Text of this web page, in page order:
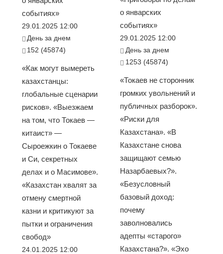
событиях»
29.01.2025 12:00
День за днем
152 (45874)
«Как могут вымереть
казахстанцы:
глобальные сценарии
рисков». «Выезжаем
на том, что Токаев —
китаист» —
Сыроежкин о Токаеве
и Си, секретных
делах и о Масимове».
«Казахстан хвалят за
отмену смертной
казни и критикуют за
пытки и ограничения
свобод»
24.01.2025 12:00
о январских
событиях»
29.01.2025 12:00
День за днем
1253 (45874)
«Токаев не сторонник
громких увольнений и
публичных разборок».
«Риски для
Казахстана». «В
Казахстане снова
защищают семью
Назарбаевых?».
«Безусловный
базовый доход:
почему
заволновались
адепты «старого»
Казахстана?». «Эхо